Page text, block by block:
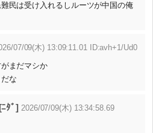
民は受け入れるしルーツが中国の俺
07/09(木) 13:09:11.01 ID:avh+1/Ud0
まだマシか
な
ﾀﾞ] 2026/07/09(木) 13:34:58.69